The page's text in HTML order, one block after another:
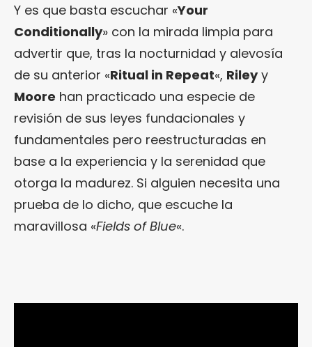
Y es que basta escuchar «Your
Conditionally» con la mirada limpia para
advertir que, tras la nocturnidad y alevosía
de su anterior «Ritual in Repeat«, Rileyy
Moore han practicado una especie de
revisión de sus leyes fundacionales y
fundamentales pero reestructuradas en
base a la experiencia y la serenidad que
otorga la madurez. Si alguien necesita una
prueba de lo dicho, que escuche la
maravillosa «Fields of Blue«.